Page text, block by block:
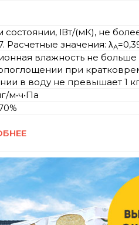
состоянии, lВт/(мК), не
Расчетные значения: λА
влажность не больше
при
в воду не превышает 1
м•ч•Па